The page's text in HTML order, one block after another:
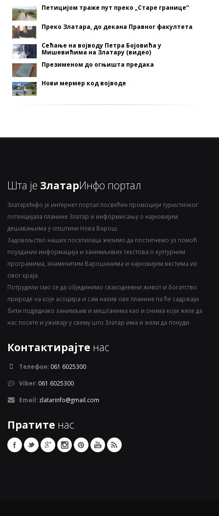
Петицијом траже пут преко „Старе границе“
Преко Златара, до декана Правног факултета
Сећање на војводу Петра Бојовића у
Мишевићима на Златару (видео)
Презименом до огњишта предака
Нови мермер код војводе
Шта је ЗлатарИнфо портал
ЗлатарИнфо је интернет портал посвећен промоцији туристичког
потенцијала планине Златар и информисању о најновијим
дешавањима у општини Нова Варош.
Задовољство наших посетилаца желимо да постигнемо уз помоћ
поузданих информација и занимљивих текстова о културним
програмима, знаменитим Варошанима и најновијим вестима из
овог краја.
Потрудили смо се да објединимо свакодневни живот и богатство
природе на које асоцира и сам назив ове планине па ће садржаји
бити подједнако занимљив и мештанима као и онима који желе да
нас посете и уживају у свему што Златар има и жели да понуди.
Контактирајте нас
Телефон: 061 6025300
Viber: 061 6025300
Email: zlatarinfo@gmail.com
Пратите нас